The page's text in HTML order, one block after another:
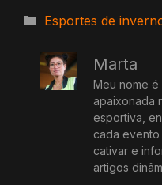
Categorias
Esportes de
Marta
Meu nome é
apaixonada
esportiva,
cada
cativar e
artigos